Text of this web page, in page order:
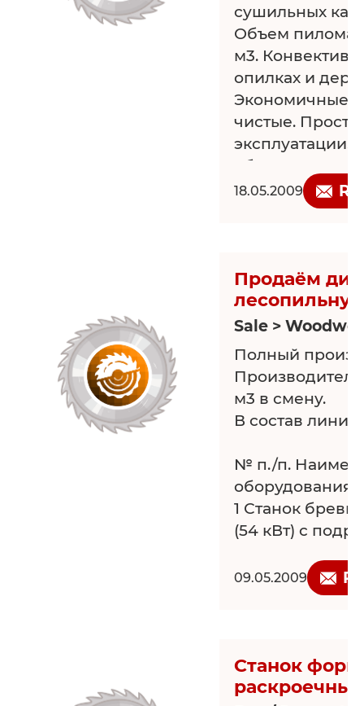
сушильных
Объем
м3.
опилках и
Экономичные,
чистые. Просты
эксплуатации.
обогрева
м и ж/д по
19-78, 8 (920)
18.05.2009
Продаём
Sale >
Полный
м3 в смену.
В состав линии
№ п./п.
оборудования
1 Станок
(54 кВт) с
(58 кВт). 1
3 Станок
кВт). 1
5 Рольганг-
09.05.2009
Станок